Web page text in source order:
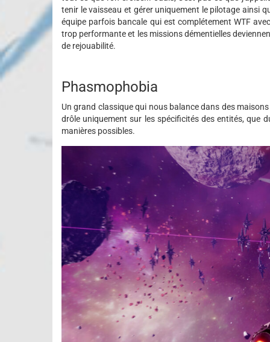
tenir le vaisseau et gérer uniquement le pilotage ainsi
équipe parfois bancale qui est complétement WTF
trop performante et les missions démentielles
de rejouabilité.
Phasmophobia
Un grand classique qui nous balance dans des
drôle uniquement sur les spécificités des entités, que
manières possibles.